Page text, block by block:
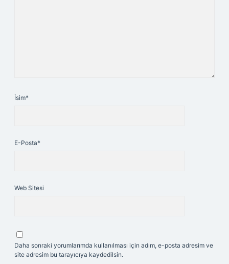
İsim*
E-Posta*
Web Sitesi
Daha sonraki yorumlarımda kullanılması için adım, e-posta adresim ve
site adresim bu tarayıcıya kaydedilsin.